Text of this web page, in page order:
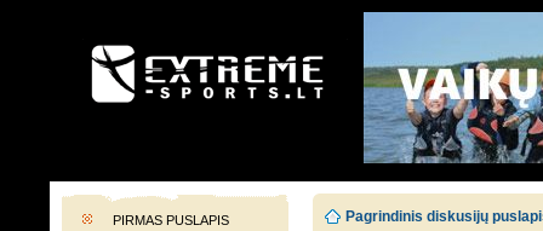
EXTREME-SPORTS.LT
PIRMAS PUSLAPIS Pagrindinis diskusijų